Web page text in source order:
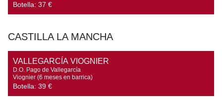
Botella: 37 €
CASTILLA LA MANCHA
VALLEGARCÍA VIOGNIER
D.O. Pago de Vallegarcía
Viognier (6 meses en barrica)
Botella: 39 €